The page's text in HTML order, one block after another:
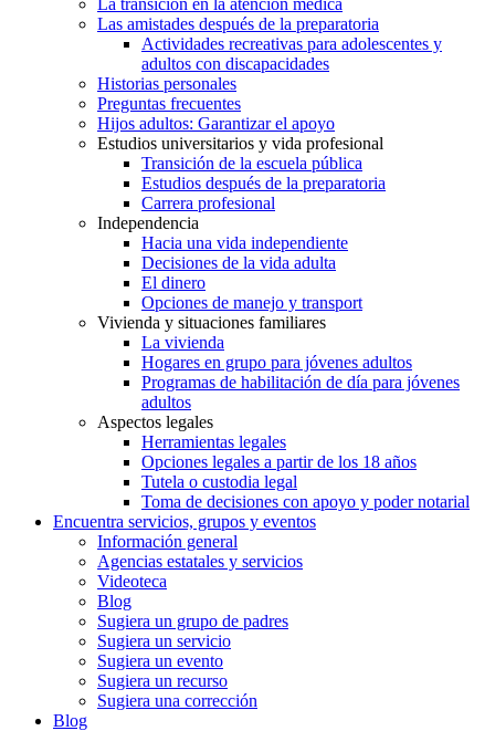
Las amistades después de la preparatoria
Actividades recreativas para adolescentes y
adultos con discapacidades
Historias personales
Preguntas frecuentes
Hijos adultos: Garantizar el apoyo
Estudios universitarios y vida profesional
Transición de la escuela pública
Estudios después de la preparatoria
Carrera profesional
Independencia
Hacia una vida independiente
Decisiones de la vida adulta
El dinero
Opciones de manejo y transport
Vivienda y situaciones familiares
La vivienda
Hogares en grupo para jóvenes adultos
Programas de habilitación de día para jóvenes
adultos
Aspectos legales
Herramientas legales
Opciones legales a partir de los 18 años
Tutela o custodia legal
Toma de decisiones con apoyo y poder notarial
Encuentra servicios, grupos y eventos
Información general
Agencias estatales y servicios
Videoteca
Blog
Sugiera un grupo de padres
Sugiera un servicio
Sugiera un evento
Sugiera un recurso
Sugiera una corrección
Blog